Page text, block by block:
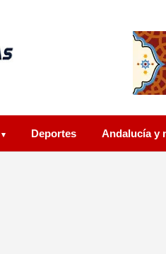
Deportes Andalucía y